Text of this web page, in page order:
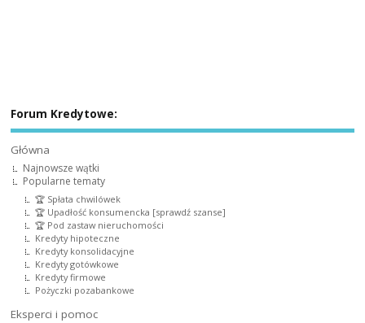
Forum Kredytowe:
Główna
Najnowsze wątki
Popularne tematy
🏆 Spłata chwilówek
🏆 Upadłość konsumencka [sprawdź szanse]
🏆 Pod zastaw nieruchomości
Kredyty hipoteczne
Kredyty konsolidacyjne
Kredyty gotówkowe
Kredyty firmowe
Pożyczki pozabankowe
Eksperci i pomoc